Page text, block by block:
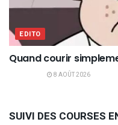
EDITO
Quand courir
8 AOÛT 2026
SUIVI DES COURSES